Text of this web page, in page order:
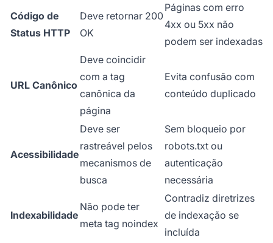
Código de
Status HTTP
Deve retornar 200
OK
Páginas com erro
4xx ou 5xx não
podem ser indexadas
URL Canônico
Deve coincidir
com a tag
canônica da
página
Evita confusão com
conteúdo duplicado
Acessibilidade
Deve ser
rastreável pelos
mecanismos de
busca
Sem bloqueio por
robots.txt ou
autenticação
necessária
Indexabilidade
Não pode ter
meta tag noindex
Contradiz diretrizes
de indexação se
incluída